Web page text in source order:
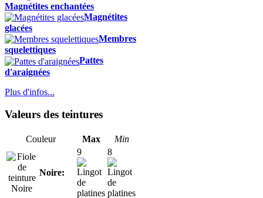
Magnétites enchantées
Magnétites
glacées
Membres
squelettiques
Pattes
d'araignées
Plus d'infos...
Valeurs des teintures
Couleur Max Min
Noire:
9 8